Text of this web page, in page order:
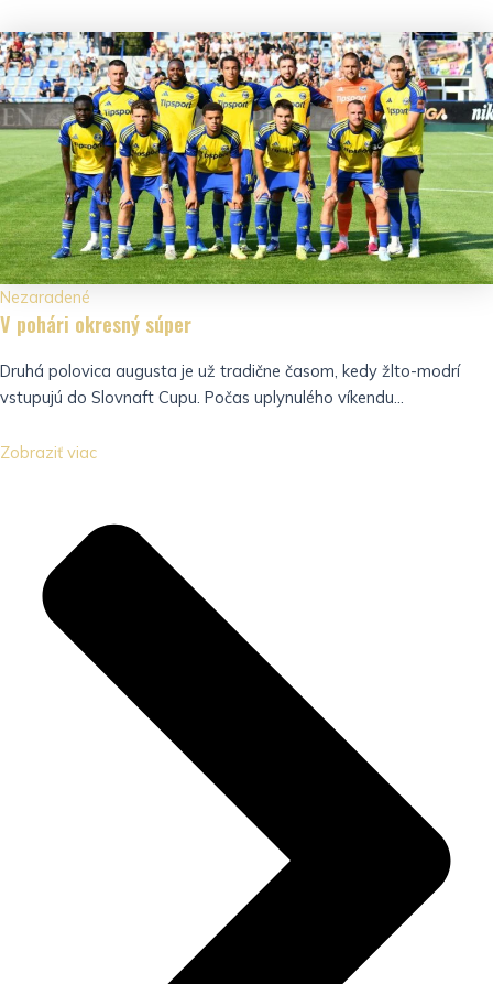
Nezaradené
V pohári okresný súper
Druhá polovica augusta je už tradične časom, kedy žlto-modrí
vstupujú do Slovnaft Cupu. Počas uplynulého víkendu...
Zobraziť viac